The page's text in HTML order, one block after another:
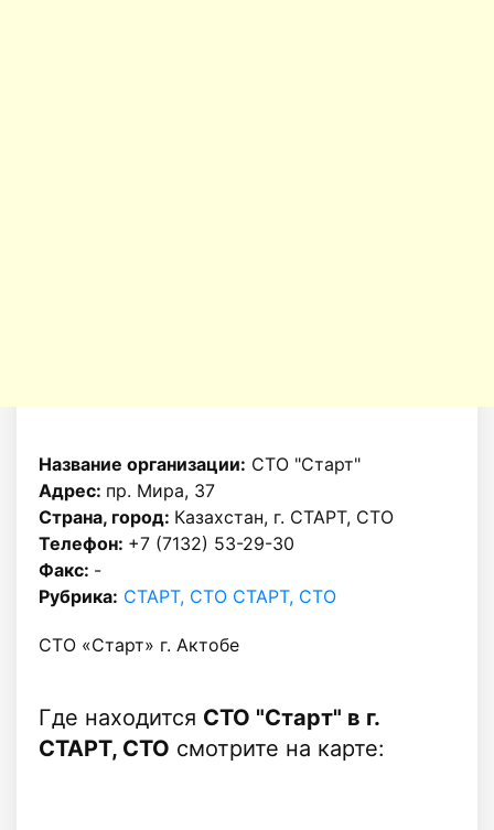
Название организации: СТО "Старт"
Адрес: пр. Мира, 37
Страна, город: Казахстан, г. СТАРТ, СТО
Телефон: +7 (7132) 53-29-30
Факс: -
Рубрика: СТАРТ, СТО СТАРТ, СТО
СТО «Старт» г. Актобе
Где находится СТО "Старт" в г.
СТАРТ, СТО смотрите на карте: